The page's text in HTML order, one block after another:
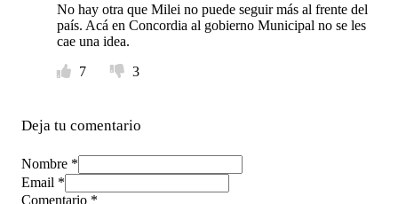
No hay otra que Milei no puede seguir más al frente del
país. Acá en Concordia al gobierno Municipal no se les
cae una idea.
7
3
Deja tu comentario
Nombre *
Email *
Comentario *